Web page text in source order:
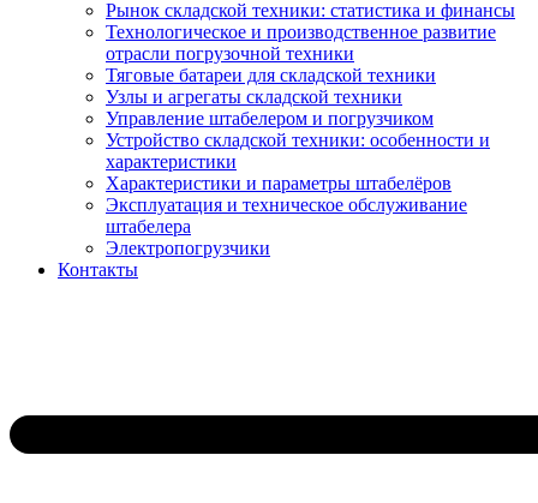
Рынок складской техники: статистика и финансы
Технологическое и производственное развитие
отрасли погрузочной техники
Тяговые батареи для складской техники
Узлы и агрегаты складской техники
Управление штабелером и погрузчиком
Устройство складской техники: особенности и
характеристики
Характеристики и параметры штабелёров
Эксплуатация и техническое обслуживание
штабелера
Электропогрузчики
Контакты